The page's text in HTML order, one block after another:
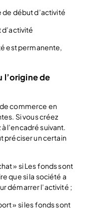
de début d’activité
d’activité
est permanente,
l’origine de
commerce en
Si vous créez
l’encadré suivant.
préciser un certain
» si Les fonds sont
que si la société a
démarrer l’activité ;
» si les fonds sont